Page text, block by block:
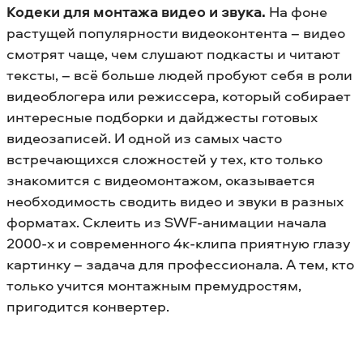
Кодеки для монтажа видео и звука. На фоне
растущей популярности видеоконтента – видео
смотрят чаще, чем слушают подкасты и читают
тексты, – всё больше людей пробуют себя в роли
видеоблогера или режиссера, который собирает
интересные подборки и дайджесты готовых
видеозаписей. И одной из самых часто
встречающихся сложностей у тех, кто только
знакомится с видеомонтажом, оказывается
необходимость сводить видео и звуки в разных
форматах. Склеить из SWF-анимации начала
2000-х и современного 4к-клипа приятную глазу
картинку – задача для профессионала. А тем, кто
только учится монтажным премудростям,
пригодится конвертер.